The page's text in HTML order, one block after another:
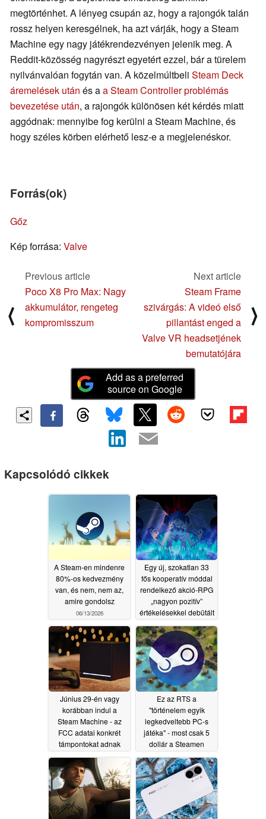
megtörténhet. A lényeg csupán az, hogy a rajongók talán
rossz helyen keresgélnek, ha azt várják, hogy a Steam
Machine egy nagy játékrendezvényen jelenik meg. A
Reddit-közösség nagyrészt egyetért ezzel, bár a türelem
nyilvánvalóan fogytán van. A közelmúltbeli Steam Deck
áremelések után és aa Steam Controller problémás
bevezetése után, a rajongók különösen két kérdés miatt
aggódnak: mennyibe fog kerülni a Steam Machine, és
hogy széles körben elérhető lesz-e a megjelenéskor.
Forrás(ok)
Gőz
Kép forrása: Valve
⟨
Previous article
Poco X8 Pro Max: Nagy
akkumulátor, rengeteg
kompromisszum
Next article
Steam Frame
szivárgás: A videó első
pillantást enged a
Valve VR headsetjének
bemutatójára
⟩
Add as a preferred
source on Google
Kapcsolódó cikkek
A Steam-en mindenre
80%-os kedvezmény
van, és nem, nem az,
amire gondolsz
06/13/2026
Egy új, szokatlan 33
fős kooperatív móddal
rendelkező akció-RPG
„nagyon pozitív”
értékelésekkel debütált
bevezető
kedvezménnyel
06/12/2026
Június 29-én vagy
korábban indul a
Steam Machine - az
FCC adatai konkrét
támpontokat adnak
06/09/2026
Ez az RTS a
"történelem egyik
legkedveltebb PC-s
játéka" - most csak 5
dollár a Steamen
06/08/2026